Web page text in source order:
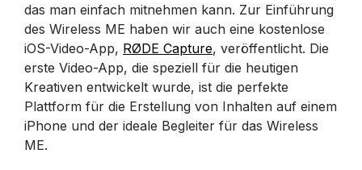
das man einfach mitnehmen kann. Zur Einführung
des Wireless ME haben wir auch eine kostenlose
iOS-Video-App, RØDE Capture, veröffentlicht. Die
erste Video-App, die speziell für die heutigen
Kreativen entwickelt wurde, ist die perfekte
Plattform für die Erstellung von Inhalten auf einem
iPhone und der ideale Begleiter für das Wireless
ME.